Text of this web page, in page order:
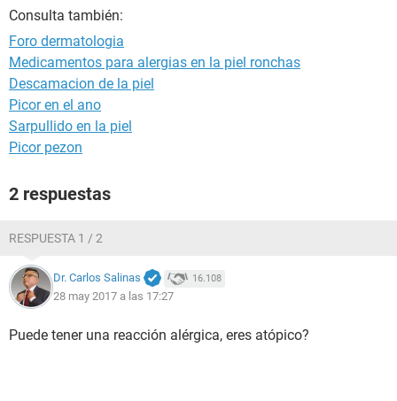
Consulta también:
Foro dermatologia
Medicamentos para alergias en la piel ronchas
Descamacion de la piel
Picor en el ano
Sarpullido en la piel
Picor pezon
2 respuestas
RESPUESTA 1 / 2
Dr. Carlos Salinas 16.108
28 may 2017 a las 17:27
Puede tener una reacción alérgica, eres atópico?